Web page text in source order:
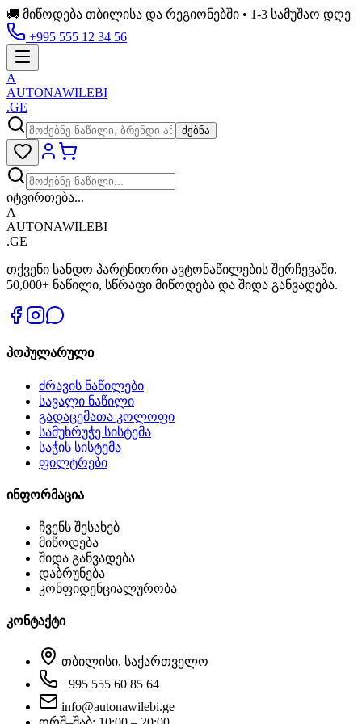
🚚 მიწოდება თბილისა და რეგიონებში • 1-3 სამუშაო დღე
+995 555 12 34 56
A
AUTONAWILEBI
.GE
ძებნა
იტვირთება...
A
AUTONAWILEBI
.GE
თქვენი სანდო პარტნიორი ავტონაწილების შერჩევაში.
50,000+ ნაწილი, სწრაფი მიწოდება და შიდა განვადება.
პოპულარული
ძრავის ნაწილები
სავალი ნაწილი
გადაცემათა კოლოფი
სამუხრუჭე სისტემა
საჭის სისტემა
ფილტრები
ინფორმაცია
ჩვენს შესახებ
მიწოდება
შიდა განვადება
დაბრუნება
კონფიდენციალურობა
კონტაქტი
თბილისი, საქართველო
+995 555 60 85 64
info@autonawilebi.ge